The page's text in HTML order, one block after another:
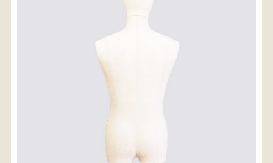
人気の検索キーワード
小長火鉢
松本民芸家具